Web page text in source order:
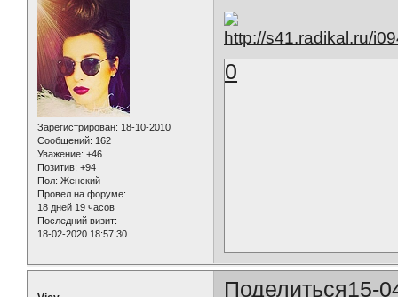
Зарегистрирован: 18-10-2010
Сообщений: 162
Уважение: +46
Позитив: +94
Пол: Женский
Провел на форуме:
18 дней 19 часов
Последний визит:
18-02-2020 18:57:30
0
Поделиться15-